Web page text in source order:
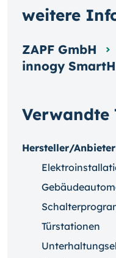
Verwandte
Hersteller/Anbieter
Türstationen
weitere
ZAPF GmbH
innogy